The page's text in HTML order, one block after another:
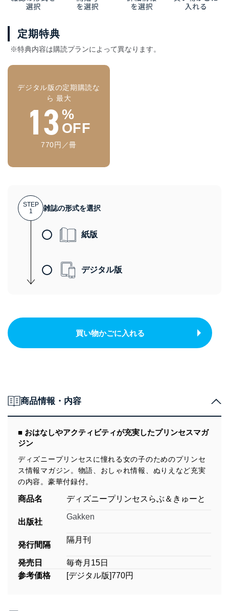
定期特典
※特典内容は購読プランによって異なります。
デジタル版の定期購読な
ら 最大
13 %
OFF
770円／冊
STEP
1
雑誌の形式を選択
紙版
デジタル版
買い物かごに入れる
商品情報・内容
■ おはなしやアクティビティが充実したプリンセスマガ
ジン
ディズニープリンセスに憧れる女の子のためのプリンセ
ス情報マガジン。物語、おしゃれ情報、ぬりえなど充実
の内容。豪華付録付。
商品名 ディズニープリンセスらぶ＆きゅーと
出版社
Gakken
発行間隔
隔月刊
発売日
毎奇月15日
参考価格
[デジタル版]770円